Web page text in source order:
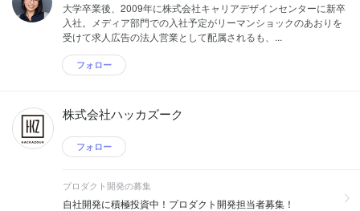
大学卒業後、2009年に株式会社キャリアデザインセンターに新卒
入社。メディア部門での入社予定がリーマンショックのあおりを
受けて求人広告の法人営業として配属されるも、...
フォロー
株式会社ハッカズーク
フォロー
プロダクト開発の募集
自社開発に積極投資中！プロダクト開発担当者募集！